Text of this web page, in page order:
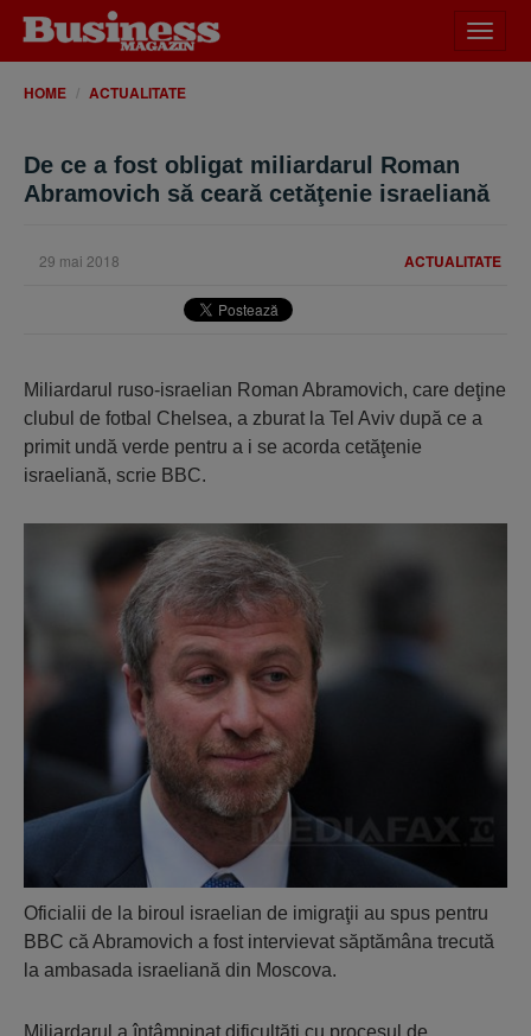
meniu
HOME ACTUALITATE
De ce a fost obligat miliardarul Roman
Abramovich să ceară cetăţenie israeliană
ACTUALITATE
29 mai 2018
Miliardarul ruso-israelian Roman Abramovich, care deţine
clubul de fotbal Chelsea, a zburat la Tel Aviv după ce a
primit undă verde pentru a i se acorda cetăţenie
israeliană, scrie BBC.
Oficialii de la biroul israelian de imigraţii au spus pentru
BBC că Abramovich a fost intervievat săptămâna trecută
la ambasada israeliană din Moscova.
Miliardarul a întâmpinat dificultăţi cu procesul de